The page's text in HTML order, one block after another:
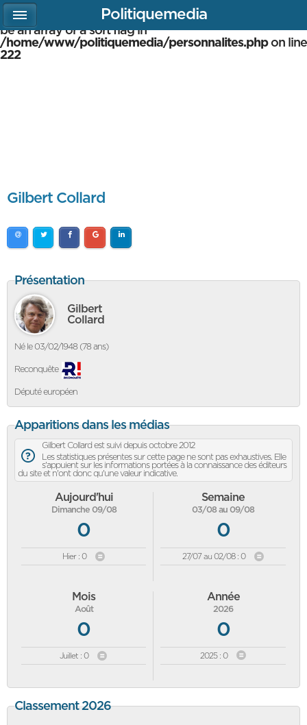
Warning
: array_multisort(): Argument #1 is expected to
be an array or a sort flag in
/home/www/politiquemedia/personnalites.phpon line
222
Gilbert Collard
Présentation
Gilbert
Collard
Né le 03/02/1948 (78 ans)
Reconquête
Député européen
Apparitions dans les médias
Gilbert Collard est suivi depuis octobre 2012
Les statistiques présentes sur cette page ne sont pas exhaustives. Elle
s'appuient sur les informations portées à la connaissance des éditeurs
du site et n'ont donc qu'une valeur indicative.
Aujourd'hui
Dimanche 09/08
0
Hier : 0
Semaine
03/08 au 09/08
0
27/07 au 02/08 : 0
Mois
Août
0
Juillet : 0
Année
2026
0
2025 : 0
Classement 2026
Politiquemedia